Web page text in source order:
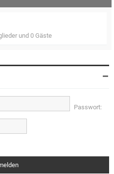
und 0 Gäste
Passwort: